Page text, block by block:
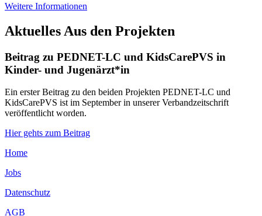
Weitere Informationen
Aktuelles Aus den Projekten
Beitrag zu PEDNET-LC und KidsCarePVS in
Kinder- und Jugenärzt*in
Ein erster Beitrag zu den beiden Projekten PEDNET-LC und
KidsCarePVS ist im September in unserer Verbandzeitschrift
veröffentlicht worden.
Hier gehts zum Beitrag
Home
Jobs
Datenschutz
AGB